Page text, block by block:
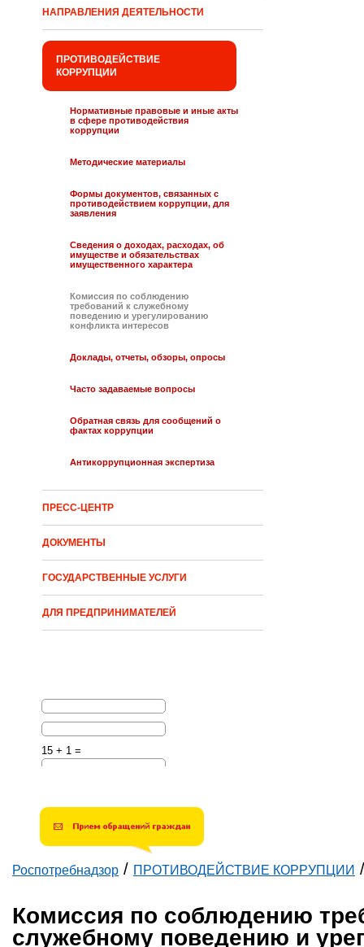
НАПРАВЛЕНИЯ ДЕЯТЕЛЬНОСТИ
ПРОТИВОДЕЙСТВИЕ
КОРРУПЦИИ
Нормативные правовые и иные акты
в сфере противодействия
коррупции
Методические материалы
Формы документов, связанных с
противодействием коррупции, для
заявления
Сведения о доходах, расходах, об
имуществе и обязательствах
имущественного характера
Комиссия по соблюдению
требований к служебному
поведению и урегулированию
конфликта интересов
Доклады, отчеты, обзоры, опросы
Часто задаваемые вопросы
Обратная связь для сообщений о
фактах коррупции
Антикоррупционная экспертиза
ПРЕСС-ЦЕНТР
ДОКУМЕНТЫ
ГОСУДАРСТВЕННЫЕ УСЛУГИ
ДЛЯ ПРЕДПРИНИМАТЕЛЕЙ
15 + 1 =
Роспотребнадзор / ПРОТИВОДЕЙСТВИЕ КОРРУПЦИИ /
Комиссия по соблюдению
служебному поведению и